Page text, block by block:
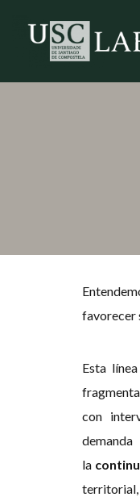
Saltar
favorecer
Esta
con
la
territorial,